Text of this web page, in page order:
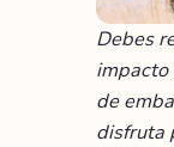
Debes
de
disfruta